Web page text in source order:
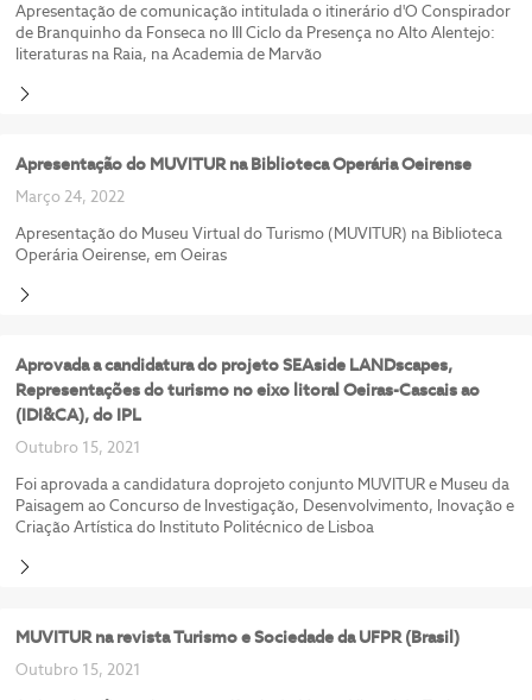
Apresentação de comunicação intitulada o itinerário d'O Conspirador
de Branquinho da Fonseca no III Ciclo da Presença no Alto Alentejo:
literaturas na Raia, na Academia de Marvão
Apresentação do MUVITUR na Biblioteca Operária Oeirense
Março 24, 2022
Apresentação do Museu Virtual do Turismo (MUVITUR) na Biblioteca
Operária Oeirense, em Oeiras
Aprovada a candidatura do projeto SEAside LANDscapes,
Representações do turismo no eixo litoral Oeiras-Cascais ao
(IDI&CA), do IPL
Outubro 15, 2021
Foi aprovada a candidatura doprojeto conjunto MUVITUR e Museu da
Paisagem ao Concurso de Investigação, Desenvolvimento, Inovação e
Criação Artística do Instituto Politécnico de Lisboa
MUVITUR na revista Turismo e Sociedade da UFPR (Brasil)
Outubro 15, 2021